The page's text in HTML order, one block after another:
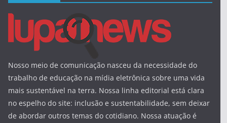
Nosso meio de comunicação nasceu da necessidade do
trabalho de educação na mídia eletrônica sobre uma vida
mais sustentável na terra. Nossa linha editorial está clara
no espelho do site: inclusão e sustentabilidade, sem deixar
de abordar outros temas do cotidiano. Nossa atuação é